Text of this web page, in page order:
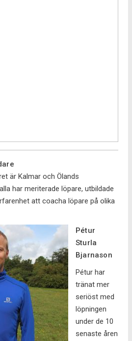
är Kalmar och Ölands
har meriterade löpare, utbildade
att coacha löpare på olika
Pétur
Sturla
Bjarnason
Pétur har
tränat mer
seriöst med
löpningen
under de 10
senaste åren